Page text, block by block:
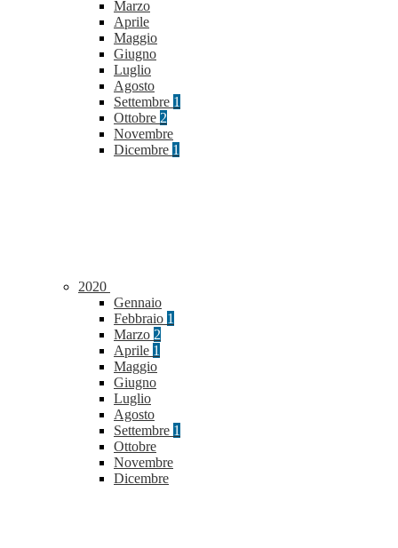
Marzo
Aprile
Maggio
Giugno
Luglio
Agosto
Settembre 1
Ottobre 2
Novembre
Dicembre 1
2020
Gennaio
Febbraio 1
Marzo 2
Aprile 1
Maggio
Giugno
Luglio
Agosto
Settembre 1
Ottobre
Novembre
Dicembre